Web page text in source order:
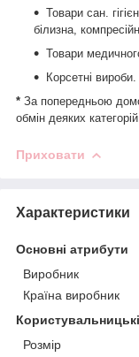
Товари сан.
білизна,
Товари
Корсетні вироби.
* За попередньою
обмін деяких категорій
Приховати
Характеристики
Основні атрибути
Виробник
Країна виробник
Розмір